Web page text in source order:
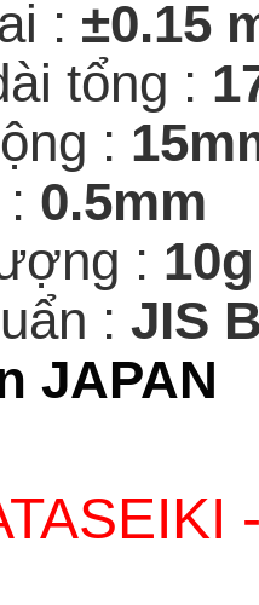
: ±0.15
tổng :
:
0.5mm
: 10g
: JIS
JAPAN